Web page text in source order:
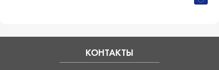
КОНТАКТЫ